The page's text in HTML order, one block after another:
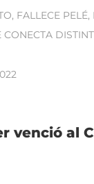
, FALLECE PELÉ,
CONECTA
venció al